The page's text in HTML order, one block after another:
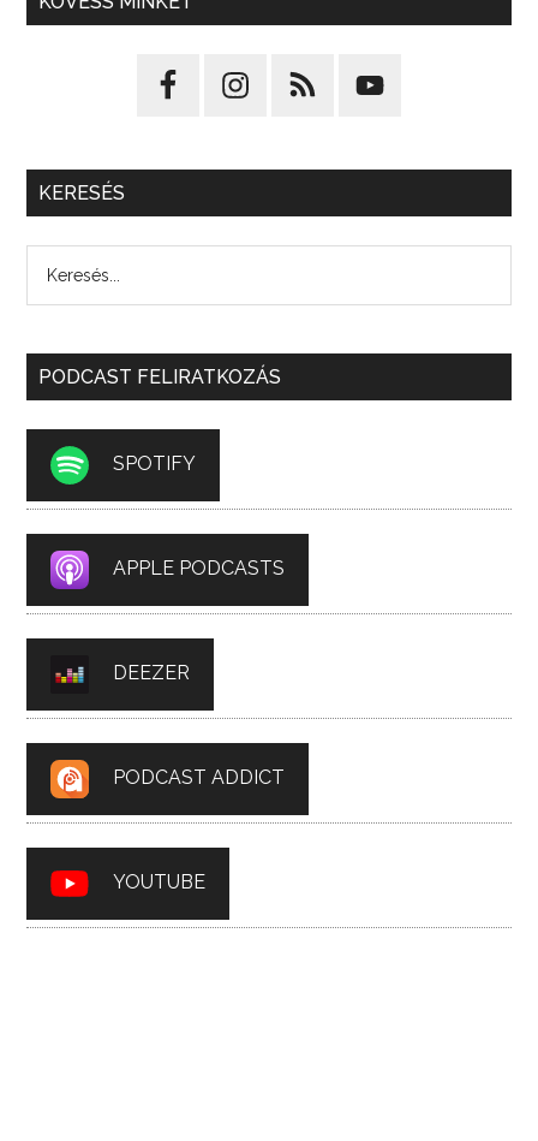
KERESÉS
PODCAST FELIRATKOZÁS
SPOTIFY
APPLE PODCASTS
DEEZER
PODCAST ADDICT
YOUTUBE